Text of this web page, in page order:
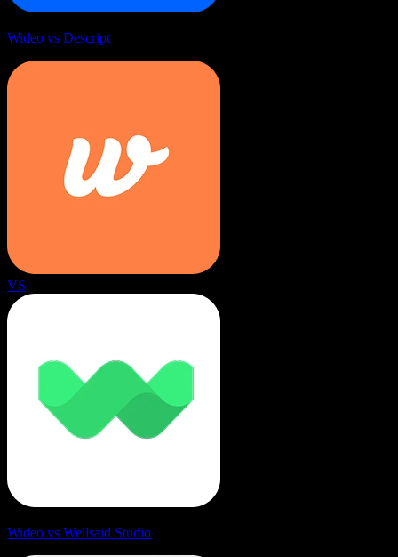
Wideo vs Descript
VS
Wideo vs Wellsaid Studio